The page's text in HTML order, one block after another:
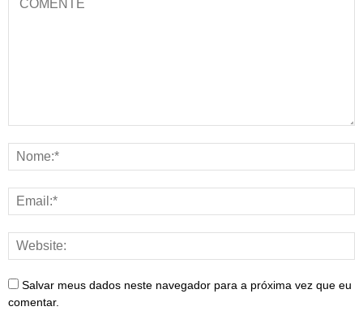
Salvar meus dados neste navegador para a próxima vez que eu
comentar.